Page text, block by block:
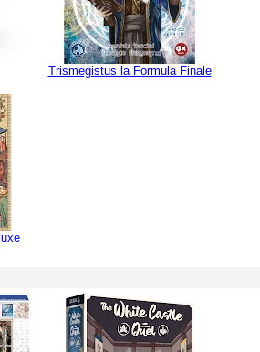
Trismegistus la Formula Finale